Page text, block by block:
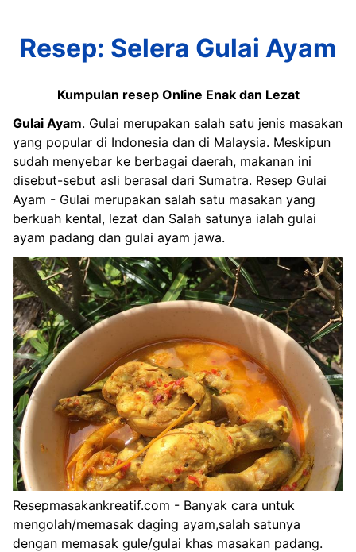
Resep: Selera Gulai Ayam
Kumpulan resep Online Enak dan Lezat
Gulai Ayam. Gulai merupakan salah satu jenis masakan
yang popular di Indonesia dan di Malaysia. Meskipun
sudah menyebar ke berbagai daerah, makanan ini
disebut-sebut asli berasal dari Sumatra. Resep Gulai
Ayam - Gulai merupakan salah satu masakan yang
berkuah kental, lezat dan Salah satunya ialah gulai
ayam padang dan gulai ayam jawa.
Resepmasakankreatif.com - Banyak cara untuk
mengolah/memasak daging ayam,salah satunya
dengan memasak gule/gulai khas masakan padang.